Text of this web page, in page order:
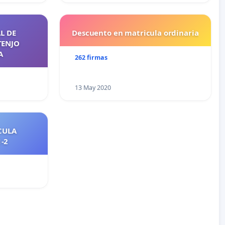
DE
Descuento en matricula ordinaria
262 firmas
13 May 2020
2